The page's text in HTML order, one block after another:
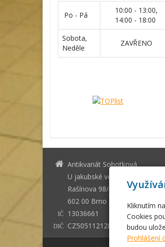
Po - Pá
10:00 - 13:00,
14:00 - 18:00
Sobota,
Neděle
ZAVŘENO
Antikvariát Sobotková
U jakubské věže Brno
Rašínova 98/1
602 00 Brno - město
IČ 13036661
DIČ CZ505112128
Kliknutím
Cookies
budou
Prohlášení